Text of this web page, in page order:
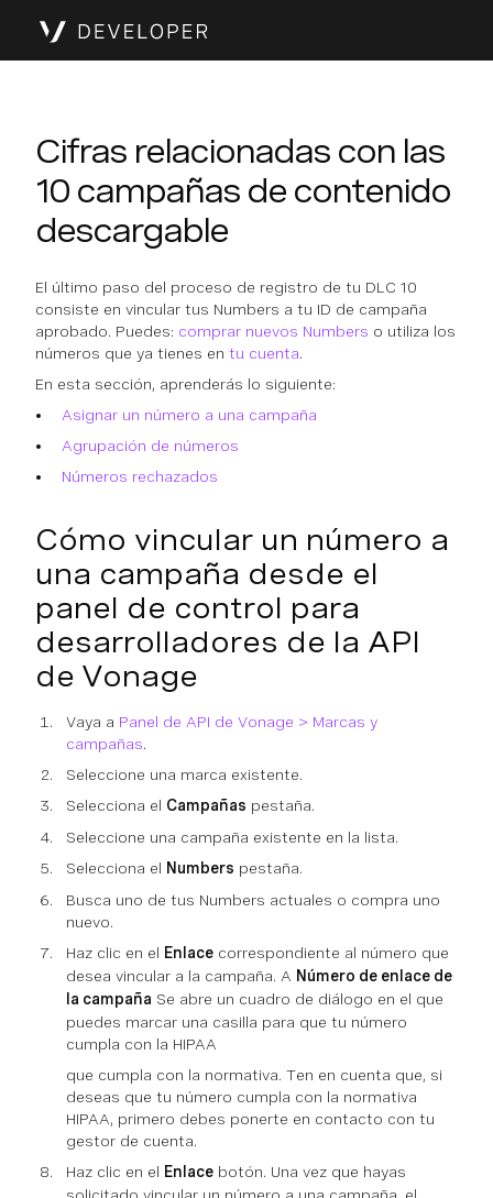
Cifras relacionadas con las
10 campañas de contenido
descargable
El último paso del proceso de registro de tu DLC 10
consiste en vincular tus Numbers a tu ID de campaña
aprobado. Puedes: comprar nuevos Numbers o utiliza los
números que ya tienes en tu cuenta.
En esta sección, aprenderás lo siguiente:
Asignar un número a una campaña
Agrupación de números
Números rechazados
Cómo vincular un número a
una campaña desde el
panel de control para
desarrolladores de la API
de Vonage
Vaya a Panel de API de Vonage > Marcas y
campañas.
Seleccione una marca existente.
Selecciona el Campañas pestaña.
Seleccione una campaña existente en la lista.
Selecciona el Numbers pestaña.
Busca uno de tus Numbers actuales o compra uno
nuevo.
Haz clic en el Enlace correspondiente al número que
desea vincular a la campaña. A Número de enlace de
la campaña Se abre un cuadro de diálogo en el que
puedes marcar una casilla para que tu número
cumpla con la HIPAA
que cumpla con la normativa. Ten en cuenta que, si
deseas que tu número cumpla con la normativa
HIPAA, primero debes ponerte en contacto con tu
gestor de cuenta.
Haz clic en el Enlace botón. Una vez que hayas